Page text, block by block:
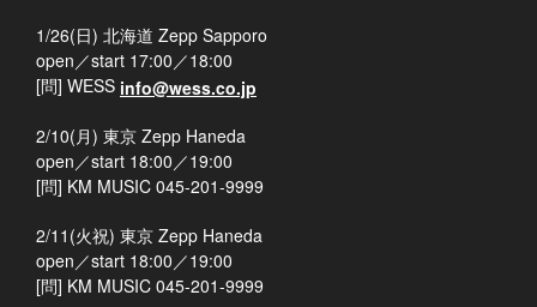
1/26(日) 北海道 Zepp Sapporo
open／start 17:00／18:00
[問] WESS info@wess.co.jp
2/10(月) 東京 Zepp Haneda
open／start 18:00／19:00
[問] KM MUSIC 045-201-9999
2/11(火祝) 東京 Zepp Haneda
open／start 18:00／19:00
[問] KM MUSIC 045-201-9999